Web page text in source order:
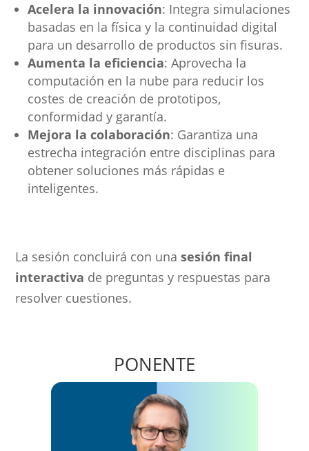
Acelera la innovación: Integra simulaciones
basadas en la física y la continuidad digital
para un desarrollo de productos sin fisuras.
Aumenta la eficiencia: Aprovecha la
computación en la nube para reducir los
costes de creación de prototipos,
conformidad y garantía.
Mejora la colaboración: Garantiza una
estrecha integración entre disciplinas para
obtener soluciones más rápidas e
inteligentes.
La sesión concluirá con unasesión final
interactiva de preguntas y respuestas para
resolver cuestiones.
PONENTE